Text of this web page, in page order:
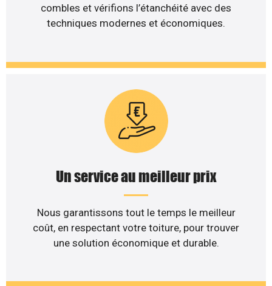
combles et vérifions l’étanchéité avec des
techniques modernes et économiques.
Un service au meilleur prix
Nous garantissons tout le temps le meilleur
coût, en respectant votre toiture, pour trouver
une solution économique et durable.